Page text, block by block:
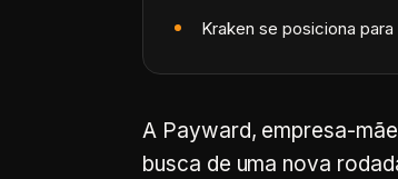
Kraken se posiciona
A Payward, empresa-
busca de uma nova